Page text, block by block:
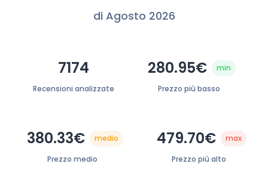
di Agosto 2026
7174
Recensioni analizzate
280.95€ min
Prezzo più basso
380.33€ medio
Prezzo medio
479.70€ max
Prezzo più alto